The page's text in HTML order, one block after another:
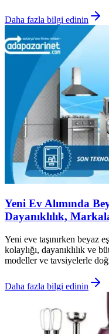
Daha fazla bilgi edinin
Yeni Ev Alımında
Dayanıklılık,
Yeni eve taşınırken beyaz
kolaylığı, dayanıklılık ve
modeller ve tavsiyelerle
Daha fazla bilgi edinin